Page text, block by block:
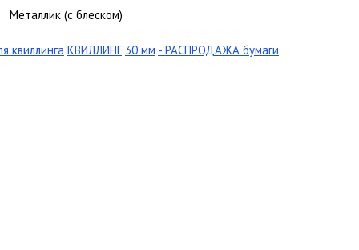
Металлик (с блеском)
квиллинга КВИЛЛИНГ 30 мм - РАСПРОДАЖА бумаги